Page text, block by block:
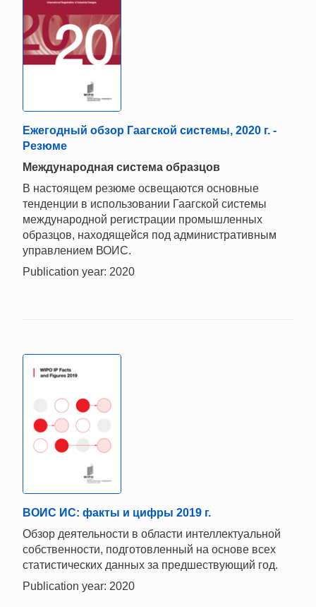
Ежегодный обзор Гаагской системы, 2020 г. -
Резюме
Mеждународная система образцов
В настоящем резюме освещаются основные
тенденции в использовании Гаагской системы
международной регистрации промышленных
образцов, находящейся под административным
управлением ВОИС.
Publication year: 2020
ВОИС ИС: факты и цифры 2019 г.
Обзор деятельности в области интеллектуальной
собственности, подготовленный на основе всех
статистических данных за предшествующий год.
Publication year: 2020